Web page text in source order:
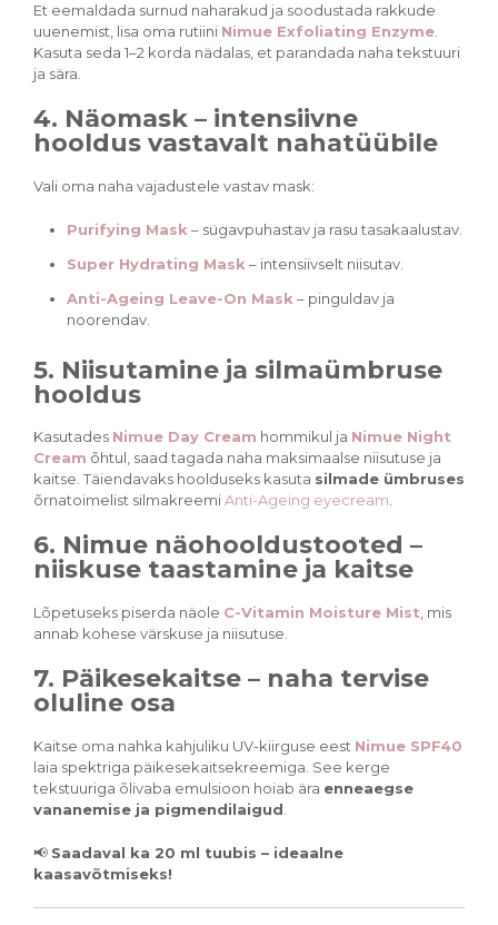
Et eemaldada surnud naharakud ja soodustada rakkude
uuenemist, lisa oma rutiini Nimue Exfoliating Enzyme
Kasuta seda 1–2 korda nädalas, et parandada naha tekstuuri
ja sära.
4. Näomask – intensiivne
hooldus vastavalt nahatüübile
Vali oma naha vajadustele vastav mask:
Purifying Mask – sügavpuhastav ja rasu tasakaalustav.
Super Hydrating Mask – intensiivselt niisutav.
Anti-Ageing Leave-On Mask – pinguldav ja
noorendav.
5. Niisutamine ja silmaümbruse
hooldus
Kasutades Nimue Day Cream hommikul ja Nimue Night
Cream õhtul, saad tagada naha maksimaalse niisutuse ja
kaitse. Täiendavaks hoolduseks kasuta silmade ümbruses
õrnatoimelist silmakreemiAnti-Ageing eyecream.
6. Nimue näohooldustooted –
niiskuse taastamine ja kaitse
Lõpetuseks piserda näole C-Vitamin Moisture Mist , mis
annab kohese värskuse ja niisutuse.
7. Päikesekaitse – naha tervise
oluline osa
Kaitse oma nahka kahjuliku UV-kiirguse eest Nimue SPF40
laia spektriga päikesekaitsekreemiga. See kerge
tekstuuriga õlivaba emulsioon hoiab ära enneaegse
vananemise ja pigmendilaigud
📢 Saadaval ka 20 ml tuubis – ideaalne
kaasavõtmiseks!